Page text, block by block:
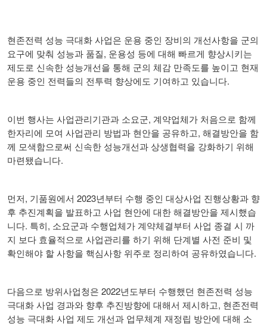
현존전력 성능 극대화 사업은 운용 중인 장비의 개선사항을 군의
요구에 맞춰 성능과 품질, 운용성 등에 대해 빠르게 향상시키는
제도로 신속한 성능개선을 통해 군의 체감 만족도를 높이고 현재
운용 중인 전력들의 전투력 향상에도 기여하고 있습니다.
이번 행사는 사업관리기관과 소요군, 계약업체가 처음으로 함께
한자리에 모여 사업관리 방법과 현안을 공유하고, 해결방안을 함
께 모색함으로써 신속한 성능개선과 상생협력을 강화하기 위해
마련됐습니다.
먼저, 기품원에서 2023년부터 수행 중인 대상사업 진행상황과 향
후 추진계획을 발표하고 사업 현안에 대한 해결방안을 제시했습
니다. 특히, 소요군과 수행업체가 계약체결부터 사업 종결 시 까
지 보다 효율적으로 사업관리를 하기 위해 단계별 사전 준비 및
확인해야 할 사항을 핵심사항 위주로 정리하여 공유하였습니다.
다음으로 방위사업청은 2022년도부터 수행했던 현존전력 성능
극대화 사업 경과와 향후 추진방향에 대해서 제시하고, 현존전력
성능 극대화 사업 제도 개선과 업무체계 재정립 방안에 대해 소